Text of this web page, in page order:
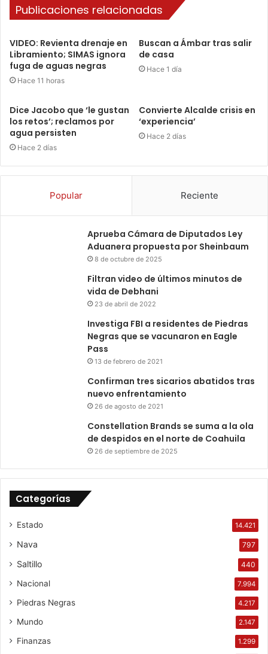
Publicaciones relacionadas
VIDEO: Revienta drenaje en
Libramiento; SIMAS ignora
fuga de aguas negras
Hace 11 horas
Buscan a Ámbar tras salir
de casa
Hace 1 día
Dice Jacobo que ‘le gustan
los retos’; reclamos por
agua persisten
Hace 2 días
Convierte Alcalde crisis en
‘experiencia’
Hace 2 días
Popular Reciente
Aprueba Cámara de Diputados Ley
Aduanera propuesta por Sheinbaum
8 de octubre de 2025
Filtran video de últimos minutos de
vida de Debhani
23 de abril de 2022
Investiga FBI a residentes de Piedras
Negras que se vacunaron en Eagle
Pass
13 de febrero de 2021
Confirman tres sicarios abatidos tras
nuevo enfrentamiento
26 de agosto de 2021
Constellation Brands se suma a la ola
de despidos en el norte de Coahuila
26 de septiembre de 2025
Categorías
Estado 14.421
Nava 797
Saltillo 440
Nacional 7.994
Piedras Negras 4.217
Mundo 2.147
Finanzas 1.299